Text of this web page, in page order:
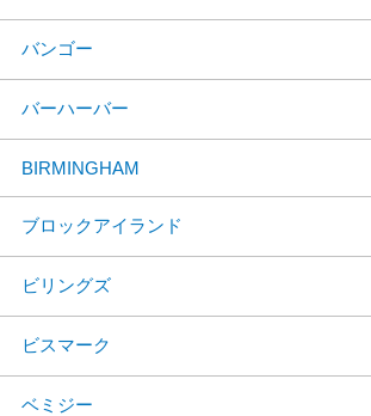
バンゴー
バーハーバー
BIRMINGHAM
ブロックアイランド
ビリングズ
ビスマーク
ベミジー